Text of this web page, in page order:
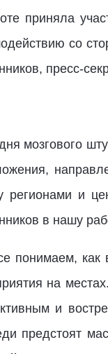
приняла
со
пресс-
мозгового
регионами и
в нашу
понимаем, как
на
и
предстоят